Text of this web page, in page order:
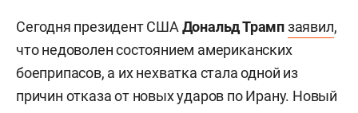
Сегодня президент США Дональд Трампзаявил,
что недоволен состоянием американских
боеприпасов, а их нехватка стала одной из
причин отказа от новых ударов по Ирану. Новый